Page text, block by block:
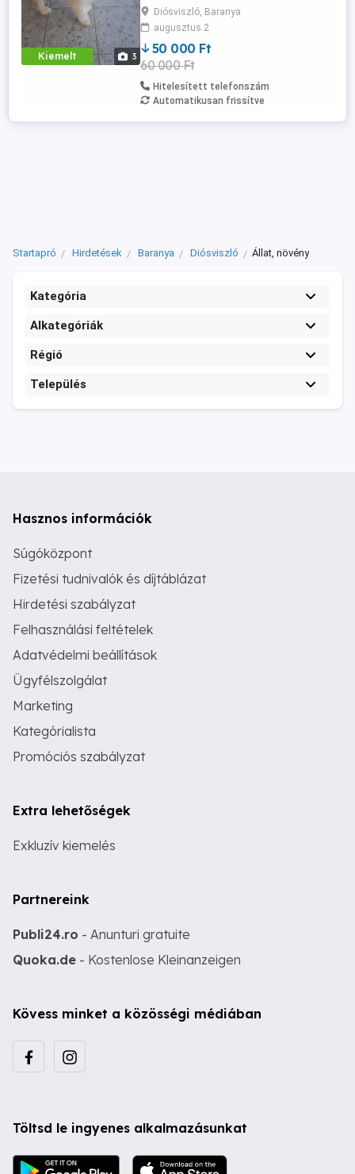
Kiemelt 3
és 25%-ban törpe spicc felmenőkkel
rendelkeznek, így egyesítik az uszkárok
kiemelkedő intelligenciáját és antiallergén
szőrzetét a spicc bájos, mackós
megjelenésével. Miért válassz minket? -
Egészség mindenekelőtt: A szülők
rendelkeznek ...
Diósviszló, Baranya
augusztus 2
50 000 Ft
60 000 Ft
Hitelesített telefonszám
Automatikusan frissítve
Startapró Hirdetések Baranya Diósviszló Állat, növény
Kategória
Alkategóriák
Régió
Település
Hasznos információk
Súgóközpont
Fizetési tudnivalók és díjtáblázat
Hirdetési szabályzat
Felhasználási feltételek
Adatvédelmi beállítások
Ügyfélszolgálat
Marketing
Kategórialista
Promóciós szabályzat
Extra lehetőségek
Exkluzív kiemelés
Partnereink
Publi24.ro - Anunturi gratuite
Quoka.de - Kostenlose Kleinanzeigen
Kövess minket a közösségi médiában
Töltsd le ingyenes alkalmazásunkat